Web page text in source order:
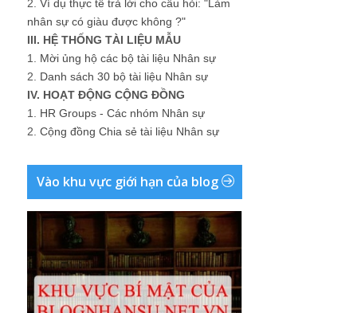
2. Ví dụ thực tế trả lời cho câu hỏi: "Làm
nhân sự có giàu được không ?"
III. HỆ THỐNG TÀI LIỆU MẪU
1. Mời ủng hộ các bộ tài liệu Nhân sự
2. Danh sách 30 bộ tài liệu Nhân sự
IV. HOẠT ĐỘNG CỘNG ĐỒNG
1. HR Groups - Các nhóm Nhân sự
2. Cộng đồng Chia sẻ tài liệu Nhân sự
Vào khu vực giới hạn của blog